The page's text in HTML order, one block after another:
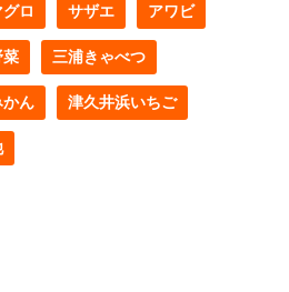
ロ サザエ アワビ
菜 三浦きゃべつ
ん 津久井浜いちご